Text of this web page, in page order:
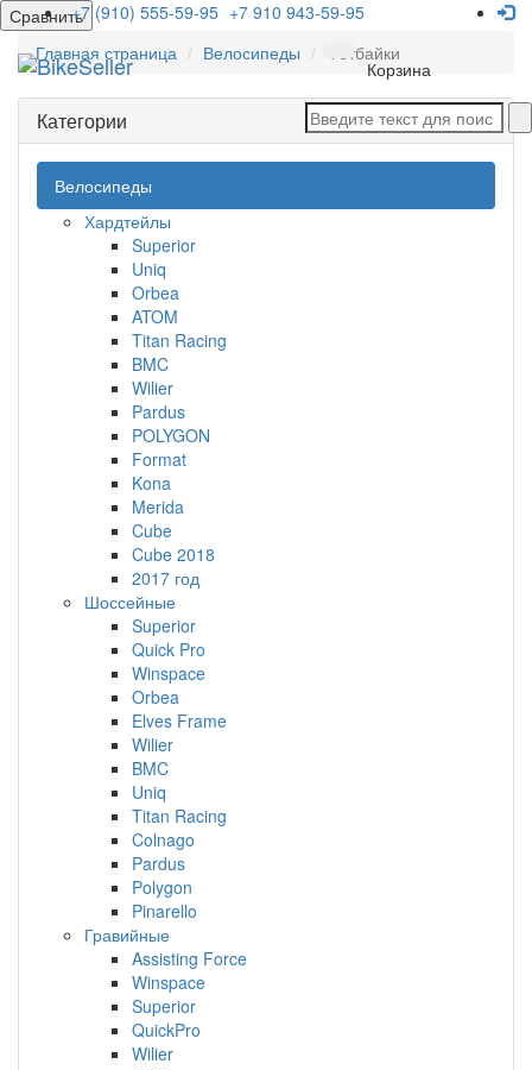
Сравнить+7 (910) 555-59-95 +7 910 943-59-95
Корзина
Главная страница Велосипеды Фэтбайки
Категории
Велосипеды
Хардтейлы
Superior
Uniq
Orbea
ATOM
Titan Racing
BMC
Wilier
Pardus
POLYGON
Format
Kona
Merida
Cube
Cube 2018
2017 год
Шоссейные
Superior
Quick Pro
Winspace
Orbea
Elves Frame
Wilier
BMC
Uniq
Titan Racing
Colnago
Pardus
Polygon
Pinarello
Гравийные
Assisting Force
Winspace
Superior
QuickPro
Wilier